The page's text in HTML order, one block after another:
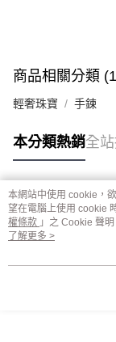
商品相關分類
輕奢珠寶 手鍊
本分類熱銷全
熱門標籤
本網站中使用 cookie，
望在電腦上使用 cookie
權條款 」之 Cookie 聲
用條款之 Cookie 聲明使
了解更多 >